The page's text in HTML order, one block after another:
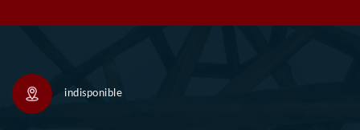
indisponible